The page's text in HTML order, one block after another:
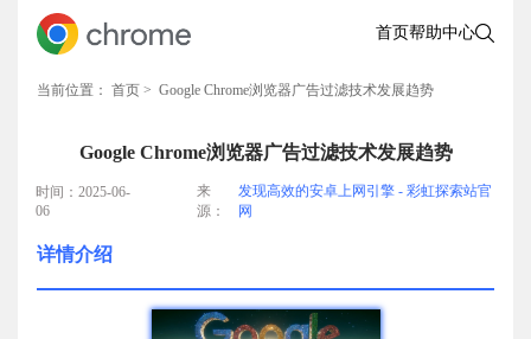
首页帮助中心
当前位置： 首页 > Google Chrome浏览器广告过滤技术发展趋势
Google Chrome浏览器广告过滤技术发展趋势
时间：2025-06-
06
来
源：
发现高效的安卓上网引擎 - 彩虹探索站官
网
详情介绍